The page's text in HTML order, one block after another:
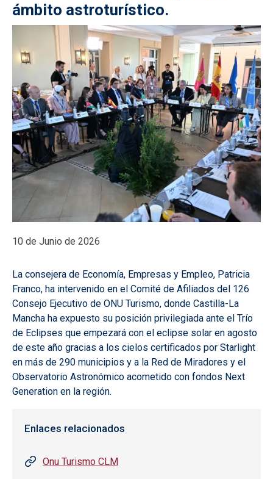
ámbito astroturístico.
10 de Junio de 2026
La consejera de Economía, Empresas y Empleo, Patricia
Franco, ha intervenido en el Comité de Afiliados del 126
Consejo Ejecutivo de ONU Turismo, donde Castilla-La
Mancha ha expuesto su posición privilegiada ante el Trío
de Eclipses que empezará con el eclipse solar en agosto
de este año gracias a los cielos certificados por Starlight
en más de 290 municipios y a la Red de Miradores y el
Observatorio Astronómico acometido con fondos Next
Generation en la región.
Enlaces relacionados
Onu Turismo CLM